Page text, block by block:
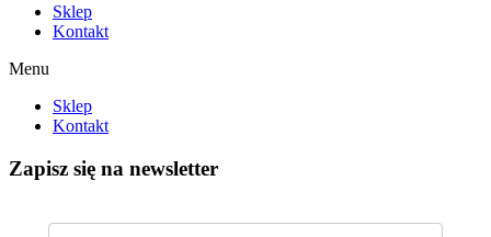
Sklep
Kontakt
Menu
Sklep
Kontakt
Zapisz się na newsletter